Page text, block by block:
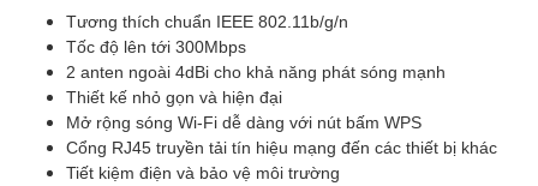
Tương thích chuẩn IEEE 802.11b/g/n
Tốc độ lên tới 300Mbps
2 anten ngoài 4dBi cho khả năng phát sóng mạnh
Thiết kế nhỏ gọn và hiện đại
Mở rộng sóng Wi-Fi dễ dàng với nút bấm WPS
Cổng RJ45 truyền tải tín hiệu mạng đến các thiết bị khác
Tiết kiệm điện và bảo vệ môi trường